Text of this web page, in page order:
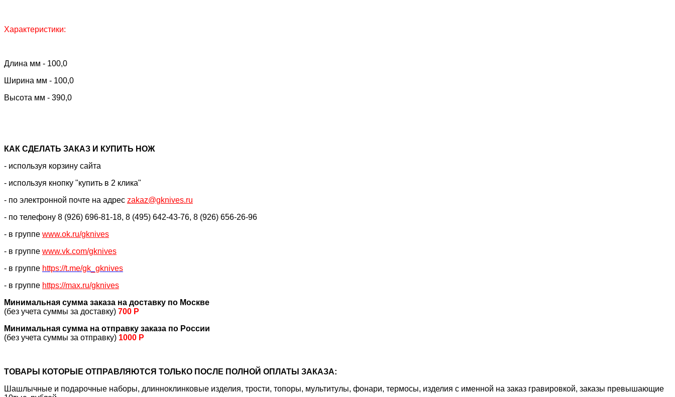
Характеристики:
Длина мм - 100,0
Ширина мм - 100,0
Высота мм - 390,0
КАК CДЕЛАТЬ ЗАКАЗ И КУПИТЬ НОЖ
- используя корзину сайта
- используя кнопку "купить в 2 клика"
- по электронной почте на адрес zakaz@gknives.ru
- по телефону 8 (926) 696-81-18, 8 (495) 642-43-76, 8 (926) 656-26-96
- в группе www.ok.ru/gknives
- в группе www.vk.com/gknives
- в группе https://t.me/gk_gknives
- в группе https://max.ru/gknives
Минимальная сумма заказа на доставку по Москве
(без учета суммы за доставку) 700 Р
Минимальная сумма на отправку заказа по России
(без учета суммы за отправку) 1000 Р
ТОВАРЫ КОТОРЫЕ ОТПРАВЛЯЮТСЯ ТОЛЬКО ПОСЛЕ ПОЛНОЙ ОПЛАТЫ ЗАКАЗА:
Шашлычные и подарочные наборы, длинноклинковые изделия, трости, топоры, мультитулы, фонари, термосы, изделия с именной на заказ гравировкой, заказы превышающие